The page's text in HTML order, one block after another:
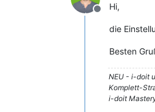
Offline
Hi,
die
Besten
NEU - i-doit
Komplett-
i-doit